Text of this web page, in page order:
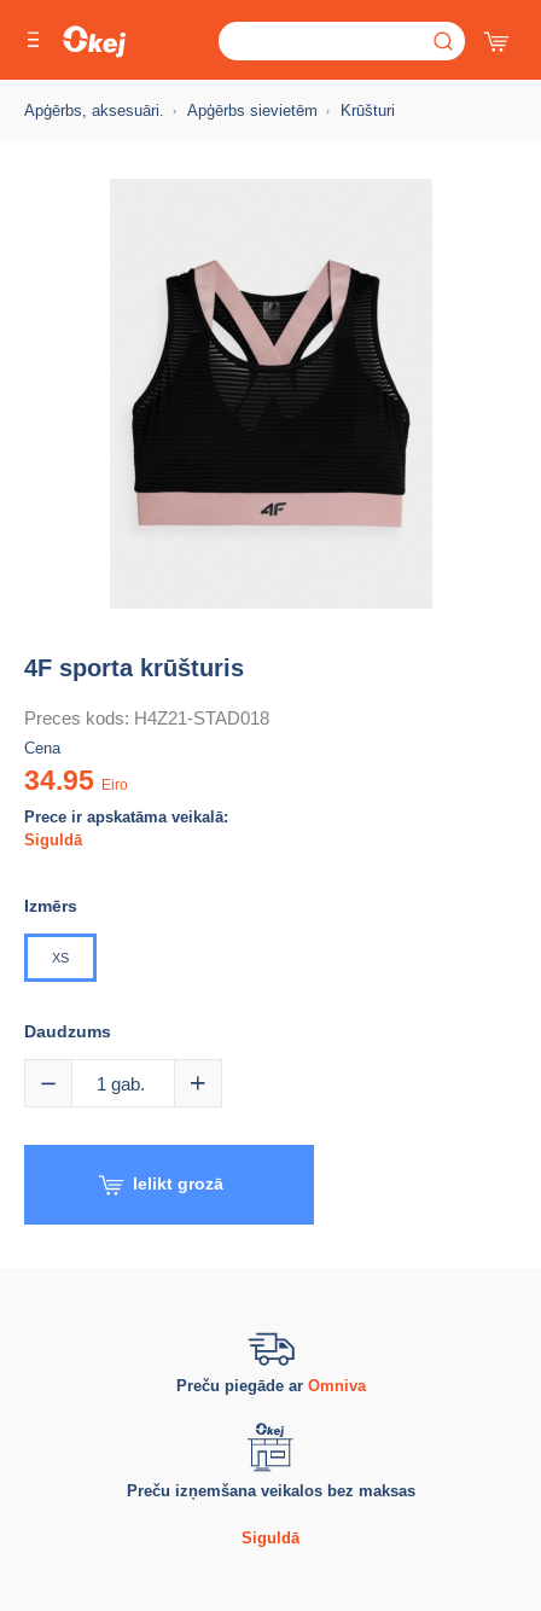
Apģērbs, aksesuāri. Apģērbs sievietēm Krūšturi
4F sporta krūšturis
Preces kods: H4Z21-STAD018
Cena
34.95 Eiro
Prece ir apskatāma veikalā:
Siguldā
Izmērs
XS
Daudzums
1 gab.
Ielikt grozā
Preču piegāde ar Omniva
Preču izņemšana veikalos bez maksas
Siguldā